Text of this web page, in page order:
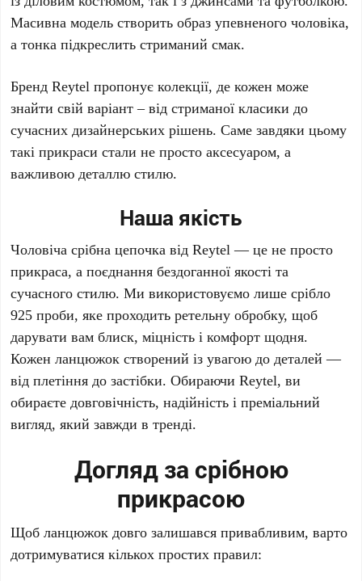
Масивна модель створить образ упевненого чоловіка,
а тонка підкреслить стриманий смак.
БрендReytel пропонує колекції, де кожен може
знайти свій варіант – від стриманої класики до
сучасних дизайнерських рішень. Саме завдяки цьому
такі прикраси стали не просто аксесуаром, а
важливою деталлю стилю.
Наша якість
Чоловіча срібна цепочка від Reytel — це не просто
прикраса, а поєднання бездоганної якості та
сучасного стилю. Ми використовуємо лише срібло
925 проби, яке проходить ретельну обробку, щоб
дарувати вам блиск, міцність і комфорт щодня.
Кожен ланцюжок створений із увагою до деталей —
від плетіння до застібки. Обираючи Reytel, ви
обираєте довговічність, надійність і преміальний
вигляд, який завжди в тренді.
Догляд за срібною
прикрасою
Щоб ланцюжок довго залишався привабливим, варто
дотримуватися кількох простих правил: